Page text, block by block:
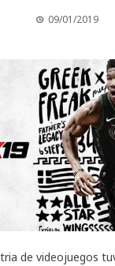
09/01/2019
de videojuegos